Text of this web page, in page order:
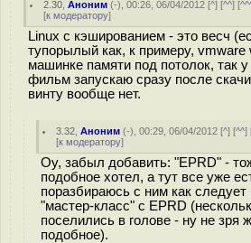
2.30 ,Аноним (-), 00:26, 06/04/2012 [^] [^^] [
[к модератору]
Linux с кэшированием - это весч
тупорылый как, к примеру,
машинке памяти под потолок, так
фильм запускаю сразу после
винту вообще нет.
3.32 ,Аноним (-), 00:29, 06/04/2012 [^] [^^]
[к модератору]
Оу, забыл добавить: "EPRD" -
подобное хотел, а тут все уже
поразбираюсь с ним как следует
"мастер-класс" с EPRD
поселились в голове - ну не зря
подобное).